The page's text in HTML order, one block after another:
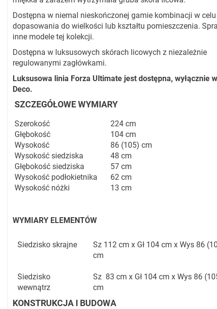
Dostępna w niemal nieskończonej gamie kombinacji w celu
dopasowania do wielkości lub kształtu pomieszczenia.
inne modele tej kolekcji.
Dostępna w luksusowych skórach licowych z niezależnie
regulowanymi zagłówkami.
Luksusowa linia Forza Ultimate jest dostępna, wyłącznie
Deco.
SZCZEGÓŁOWE WYMIARY
Szerokość
224 cm
Głębokość
104 cm
Wysokość
86 (105) cm
Wysokość siedziska
48 cm
Głębokość siedziska
57 cm
Wysokość podłokietnika
62 cm
Wysokość nóżki
13 cm
WYMIARY ELEMENTÓW
Siedzisko skrajne
Sz 112 cm x Gł 104 cm x Wys 86
cm
Siedzisko
wewnątrz
Sz 83 cm x Gł 104 cm x Wys 86
cm
KONSTRUKCJA I BUDOWA